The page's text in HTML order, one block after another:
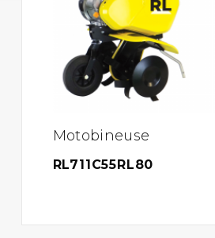
Motobineuse
RL711C55RL80